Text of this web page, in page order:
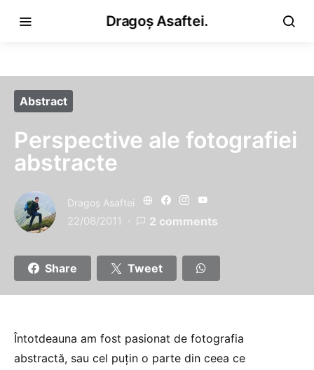
Dragoș Asaftei.
Abstract
Perspective ale fotografiei
abstracte
Dragoş Asaftei
22/08/2011 2 comments
Share Tweet
Întotdeauna am fost pasionat de fotografia
abstractă, sau cel puțin o parte din ceea ce